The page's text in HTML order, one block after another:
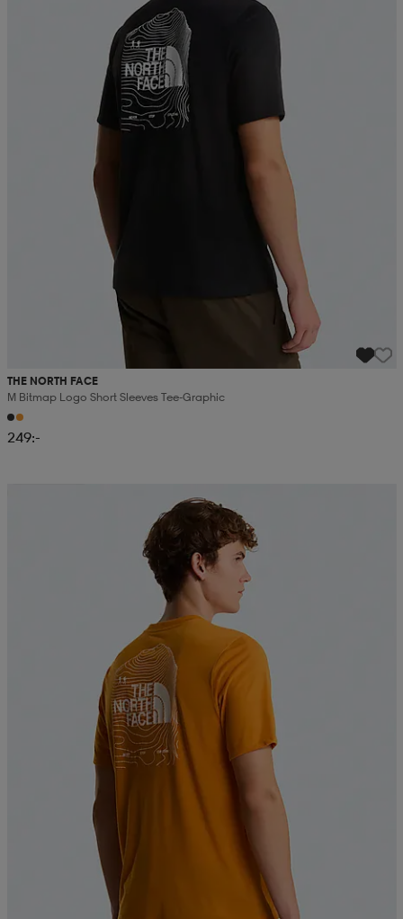
THE NORTH FACE
M Bitmap Logo Short Sleeves Tee-Graphic
249:-